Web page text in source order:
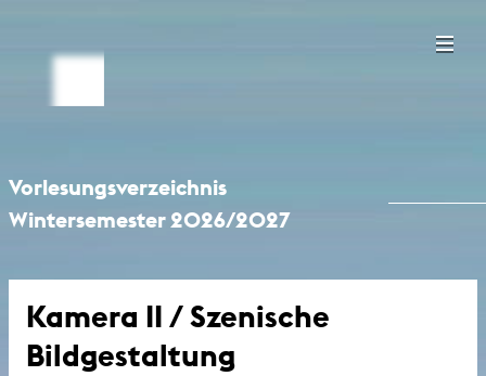
Vorlesungsverzeichnis
Wintersemester 2026/2027
Kamera II / Szenische
Bildgestaltung